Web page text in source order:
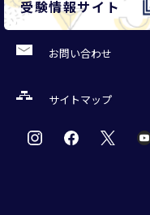
受験情報サイト
お問い合わせ
サイトマップ